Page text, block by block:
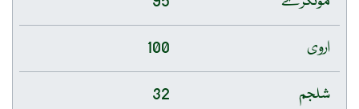
اروی
100
شلجم
32